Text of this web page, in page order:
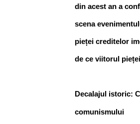
din acest an a
scena
pieței creditelor
de ce viitorul
Decalajul istoric:
comunismului